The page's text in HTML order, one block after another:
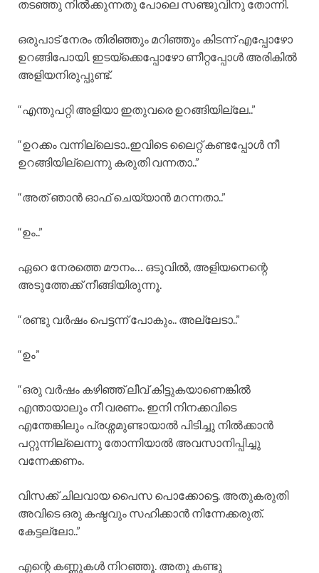
തടഞ്ഞു നിൽക്കുന്നതു പോലെ സഞ്ജുവിനു തോന്നി.
ഒരുപാട് നേരം തിരിഞ്ഞും മറിഞ്ഞും കിടന്ന് എപ്പോഴോ
ഉറങ്ങിപോയി. ഇടയ്ക്കെപ്പോഴോ ണീറ്റപ്പോൾ അരികിൽ
അളിയനിരുപ്പുണ്ട്.
“എന്തുപറ്റി അളിയാ ഇതുവരെ ഉറങ്ങിയില്ലേ..”
“ഉറക്കം വന്നില്ലെടാ..ഇവിടെ ലൈറ്റ് കണ്ടപ്പോൾ നീ
ഉറങ്ങിയില്ലെന്നു കരുതി വന്നതാ..”
“അത് ഞാൻ ഓഫ് ചെയ്യാൻ മറന്നതാ..”
“ഉം..”
ഏറെ നേരത്തെ മൗനം… ഒടുവിൽ, അളിയനെന്റെ
അടുത്തേക്ക് നീങ്ങിയിരുന്നൂ.
“രണ്ടു വർഷം പെട്ടന്ന് പോകും.. അല്ലേടാ..”
“ഉം”
“ഒരു വർഷം കഴിഞ്ഞ് ലീവ് കിട്ടുകയാണെങ്കിൽ
എന്തായാലും നീ വരണം. ഇനി നിനക്കവിടെ
എന്തേങ്കിലും പ്രശ്നമുണ്ടായാൽ പിടിച്ചു നിൽക്കാൻ
പറ്റുന്നില്ലെന്നു തോന്നിയാൽ അവസാനിപ്പിച്ചു
വന്നേക്കണം.
വിസക്ക് ചിലവായ പൈസ പൊക്കോട്ടെ. അതുകരുതി
അവിടെ ഒരു കഷ്ടവും സഹിക്കാൻ നിന്നേക്കരുത്.
കേട്ടല്ലോ..”
എന്റെ കണ്ണുകൾ നിറഞ്ഞൂ. അതു കണ്ടു